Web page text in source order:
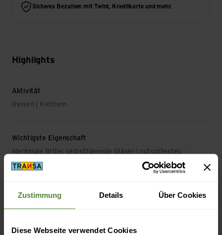
Zustimmung Details Über Cookies
Diese Webseite verwendet Cookies
Sicheres Bezahlen mit Twint, Kreditkarte und mehr.
Highlights
Aktivität
Reisen | Klettern
Wichtigste Eigenschaft
Merkmale Brille: selbsttönende Gläser | rutschfestes
Nasenpad | rutschfeste Bügelenden
Filterstufe: 1 | 2 | 3